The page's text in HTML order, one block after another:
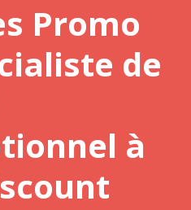
Promo
de
à